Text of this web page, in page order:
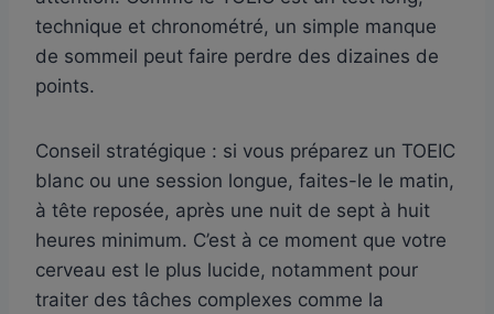
technique et chronométré, un simple manque
de sommeil peut faire perdre des dizaines de
points.
Conseil stratégique : si vous préparez un TOEIC
blanc ou une session longue, faites-le le matin,
à tête reposée, après une nuit de sept à huit
heures minimum. C’est à ce moment que votre
cerveau est le plus lucide, notamment pour
traiter des tâches complexes comme la